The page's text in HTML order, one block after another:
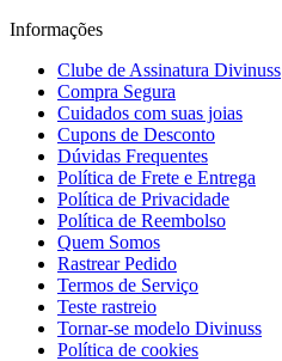
Informações
Clube de Assinatura Divinuss
Compra Segura
Cuidados com suas joias
Cupons de Desconto
Dúvidas Frequentes
Política de Frete e Entrega
Política de Privacidade
Política de Reembolso
Quem Somos
Rastrear Pedido
Termos de Serviço
Teste rastreio
Tornar-se modelo Divinuss
Política de cookies